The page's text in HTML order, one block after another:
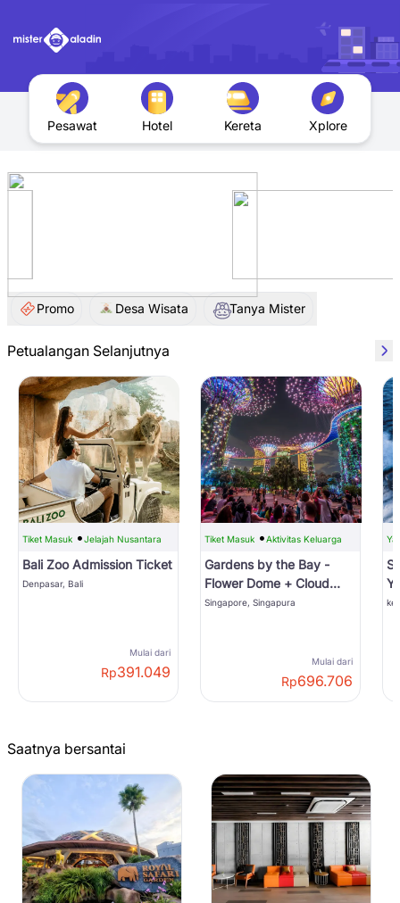
Pesawat Hotel Kereta Xplore
Promo Desa Wisata Tanya Mister
Petualangan Selanjutnya
Tiket Masuk Jelajah Nusantara
Bali Zoo Admission Ticket
Denpasar, Bali
Mulai dari
Rp391.049
Tiket Masuk Aktivitas Keluarga
Gardens by the Bay -
Flower Dome + Cloud
Forest
Singapore, Singapura
Mulai dari
Rp696.706
Saatnya bersantai